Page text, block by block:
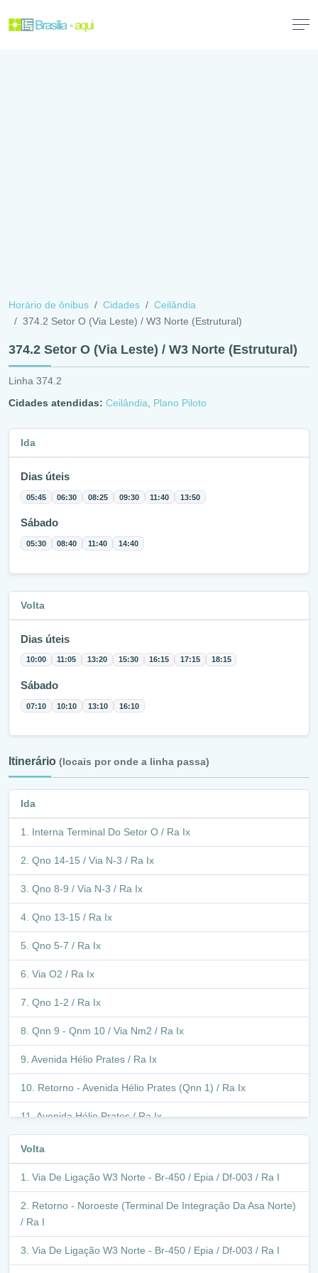
Horário de ônibus Cidades
Ceilândia
374.2 Setor O (Via Leste) / W3 Norte (Estrutural)
374.2 Setor O (Via Leste) / W3 Norte (Estrutural)
Linha 374.2
Cidades atendidas: Ceilândia Plano Piloto
Ida
Dias úteis
05:45 06:30 08:25 09:30 11:40 13:50
Sábado
05:30 08:40 11:40 14:40
Volta
Dias úteis
10:00 11:05 13:20 15:30 16:15 17:15 18:15
Sábado
07:10 10:10 13:10 16:10
Itinerário (locais por onde a linha passa)
Ida
Interna Terminal Do Setor O / Ra Ix
Qno 14-15 / Via N-3 / Ra Ix
Qno 8-9 / Via N-3 / Ra Ix
Qno 13-15 / Ra Ix
Qno 5-7 / Ra Ix
Via O2 / Ra Ix
Qno 1-2 / Ra Ix
Qnn 9 - Qnm 10 / Via Nm2 / Ra Ix
Avenida Hélio Prates / Ra Ix
Retorno - Avenida Hélio Prates (Qnn 1) / Ra Ix
Avenida Hélio Prates / Ra Ix
Avenida Hélio Prates / Ra Iii
Pistão Norte / Epct / Df-001 / Br-251 / Ra Xxx
Estrutural / Epcl / Df-095 / Ra Xxx
Estrutural / Epcl / Df-095 / Ra Xxix
Volta
Via De Ligação W3 Norte - Br-450 / Epia / Df-003 / Ra I
Retorno - Noroeste (Terminal De Integração Da Asa Norte)
/ Ra I
Via De Ligação W3 Norte - Br-450 / Epia / Df-003 / Ra I